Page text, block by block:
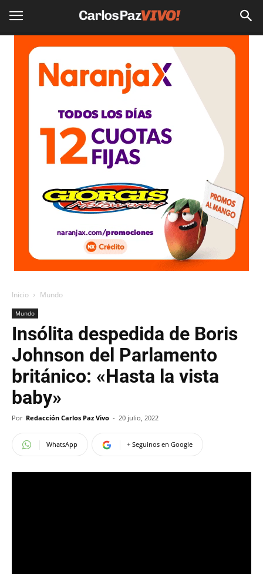
Inicio Mundo
Mundo
Insólita despedida de Boris
Johnson del Parlamento
británico: «Hasta la vista
baby»
Por Redacción Carlos Paz Vivo - 20 julio, 2022
WhatsApp + Seguinos en Google